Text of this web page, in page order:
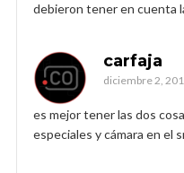
debieron tener en cuenta
carfaja
diciembre 2,
es mejor tener las dos
especiales y cámara en el